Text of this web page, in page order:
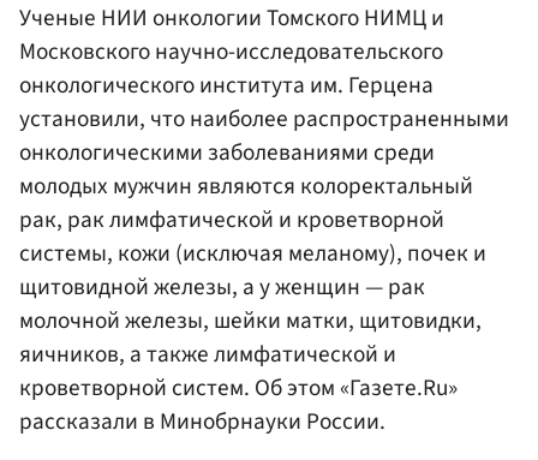
Ученые НИИ онкологии Томского НИМЦ и
Московского научно-исследовательского
онкологического института им. Герцена
установили, что наиболее распространенными
онкологическими заболеваниями среди
молодых мужчин являются колоректальный
рак, рак лимфатической и кроветворной
системы, кожи (исключая меланому), почек и
щитовидной железы, а у женщин — рак
молочной железы, шейки матки, щитовидки,
яичников, а также лимфатической и
кроветворной систем. Об этом «Газете.Ru»
рассказали в Минобрнауки России.